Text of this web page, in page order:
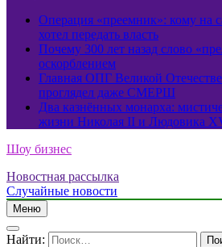
Операция «преемник»: кому на
хотел передать власть
Почему 300 лет назад слово
оскорблением
Главная ОПГ Великой
проглядел даже СМЕРШ
Два казнённых монарха:
жизни Николая II и Людовика
Шоу бизнес
Новостная рассылка
Случайные новости
Меню
Найти: